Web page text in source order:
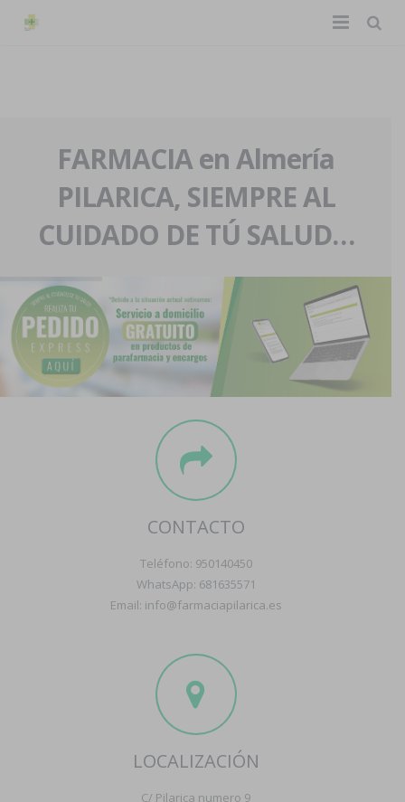
La farmacia
Nuestra historia
Nuestro equipo
Eventos
Servicios y reservas
Pedidos express
Blog
Contacto
Boletín
FARMACIA en Almería
PILARICA, SIEMPRE AL
CUIDADO DE TÚ SALUD…
CONTACTO
Teléfono: 950140450
WhatsApp: 681635571
Email: info@farmaciapilarica.es
LOCALIZACIÓN
C/ Pilarica numero 9